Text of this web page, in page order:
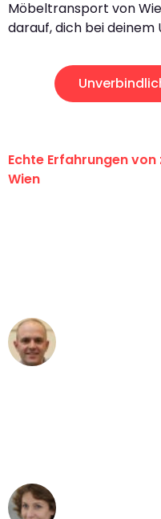
Möbeltransport von
darauf, dich bei deinem
Echte Erfahrungen
Wien